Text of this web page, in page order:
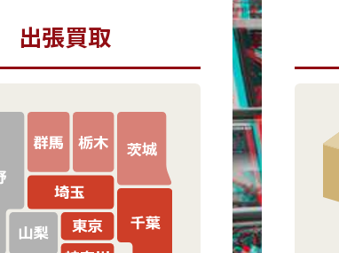
出張買取